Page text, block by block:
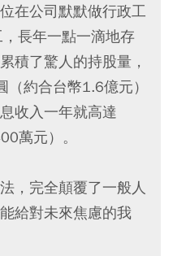
在公司默默做行政工
長年一點一滴地存
積了驚人的持股量，
約合台幣1.6億元）
收入一年就高達
萬元）。
，完全顛覆了一般人
給對未來焦慮的我